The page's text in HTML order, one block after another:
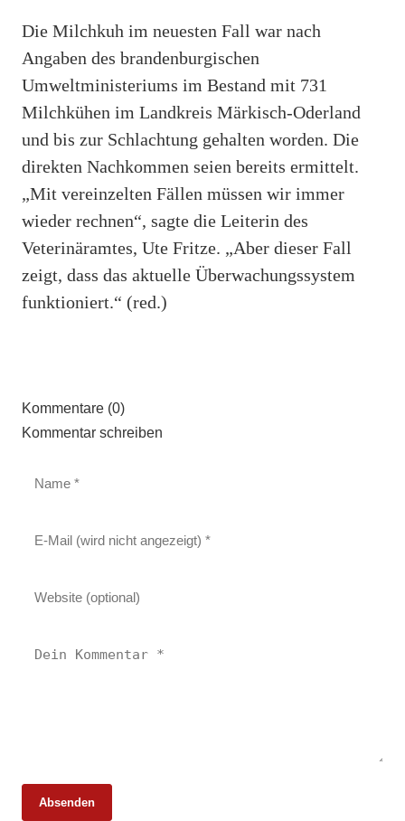
Die Milchkuh im neuesten Fall war nach
Angaben des brandenburgischen
Umweltministeriums im Bestand mit 731
Milchkühen im Landkreis Märkisch-Oderland
und bis zur Schlachtung gehalten worden. Die
direkten Nachkommen seien bereits ermittelt.
„Mit vereinzelten Fällen müssen wir immer
wieder rechnen“, sagte die Leiterin des
Veterinäramtes, Ute Fritze. „Aber dieser Fall
zeigt, dass das aktuelle Überwachungssystem
funktioniert.“ (red.)
Kommentare (0)
Kommentar schreiben
Absenden